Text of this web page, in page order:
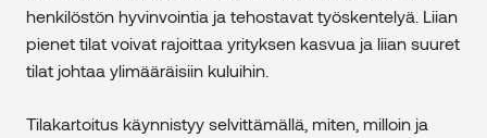
henkilöstön hyvinvointia ja tehostavat työskentelyä. Liian
pienet tilat voivat rajoittaa yrityksen kasvua ja liian suuret
tilat johtaa ylimääräisiin kuluihin.
Tilakartoitus käynnistyy selvittämällä, miten, milloin ja